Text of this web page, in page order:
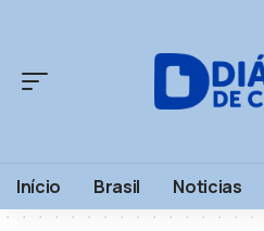
Início Brasil Noticias